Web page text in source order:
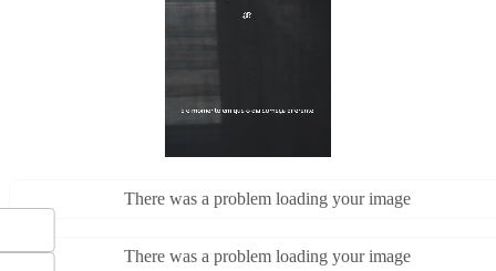
There was a problem loading your image
There was a problem loading your image